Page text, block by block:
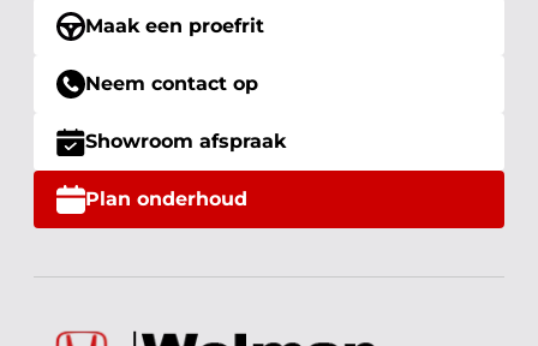
Maak een proefrit
Neem contact op
Showroom afspraak
Plan onderhoud